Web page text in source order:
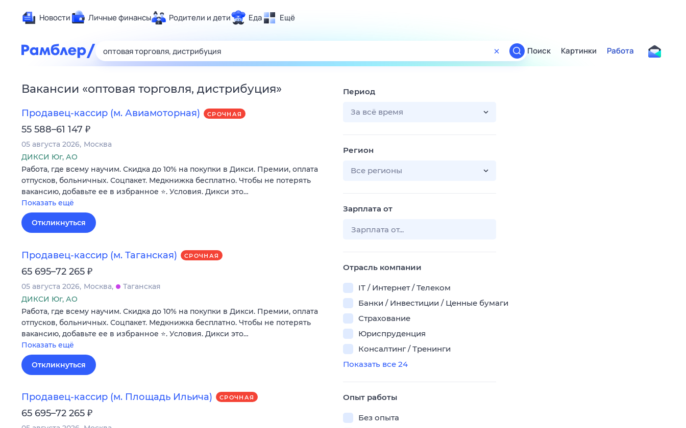
Новости Личные финансы Родители и дети Еда Ещё
Здоровье
Развлечения и отдых
Спорт
Карьера
Сберегаем вместе
Гороскопы
Поиск
ТВ-программа
Поиск Картинки Работа
Вакансии «оптовая торговля, дистрибуция»
Продавец-кассир (м. Авиамоторная) СРОЧНАЯ
55 588–61 147 ₽
05 августа 2026 Москва
ДИКСИ Юг, АО
Работа, где всему научим. Скидка до 10% на покупки в Дикси. Премии, оплата
отпусков, больничных. Соцпакет. Медкнижка бесплатно. Чтобы не потерять
вакансию, добавьте ее в избранное ⭐. Условия. Дикси это…
Показать ещё
Откликнуться
Продавец-кассир (м. Таганская) СРОЧНАЯ
65 695–72 265 ₽
05 августа 2026 Москва
Таганская
ДИКСИ Юг, АО
Работа, где всему научим. Скидка до 10% на покупки в Дикси. Премии, оплата
отпусков, больничных. Соцпакет. Медкнижка бесплатно. Чтобы не потерять
вакансию, добавьте ее в избранное ⭐. Условия. Дикси это…
Показать ещё
Откликнуться
Продавец-кассир (м. Площадь Ильича) СРОЧНАЯ
65 695–72 265 ₽
Период
За всё время
Регион
Все регионы
Зарплата от
Отрасль компании
IT / Интернет / Телеком
Банки / Инвестиции / Ценные бумаги
Страхование
Юриспруденция
Консалтинг / Тренинги
Показать все 24
Опыт работы
Без опыта